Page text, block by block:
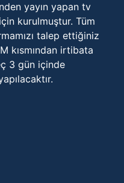
Saruhan'la
Oyuna
Devam
yayın yapan tv
kurulmuştur. Tüm
talep ettiğiniz
kısmından irtibata
3 gün içinde